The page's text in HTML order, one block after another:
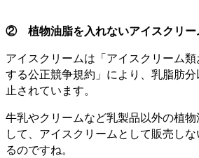
② 植物油脂を入れないアイスクリー
アイスクリームは「アイスクリーム
する公正競争規約」により、乳脂肪
止されています。
牛乳やクリームなど乳製品以外の植
して、アイスクリームとして販売し
るのですね。